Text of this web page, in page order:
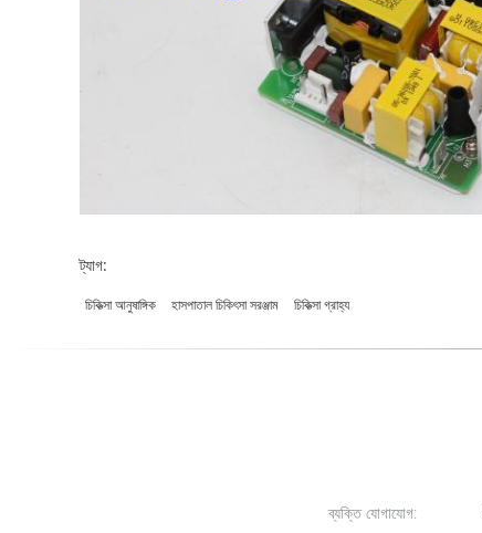
ট্যাগ:
চিকিত্সা আনুষাঙ্গিক হাসপাতাল চিকিৎসা সরঞ্জাম চিকিত্সা গ্রাহ্য
ব্যক্তি যোগাযোগ: